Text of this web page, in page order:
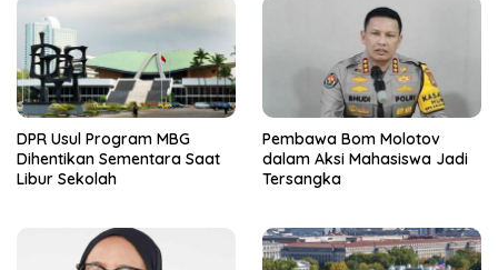
DPR Usul Program MBG
Dihentikan Sementara Saat
Libur Sekolah
Pembawa Bom Molotov
dalam Aksi Mahasiswa Jadi
Tersangka